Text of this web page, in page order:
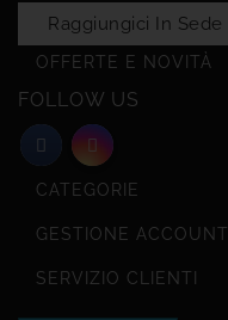
Raggiungici In Sede
OFFERTE E NOVITÀ
FOLLOW US
CATEGORIE
GESTIONE ACCOUNT
SERVIZIO CLIENTI